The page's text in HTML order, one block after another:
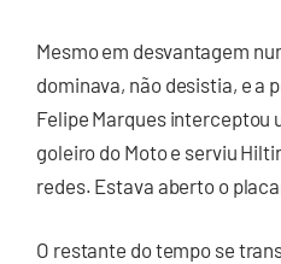
Mesmo em desvantagem
dominava, não desistia, e a
Felipe Marques interceptou
goleiro do Moto e serviu
redes. Estava aberto o
O restante do tempo se